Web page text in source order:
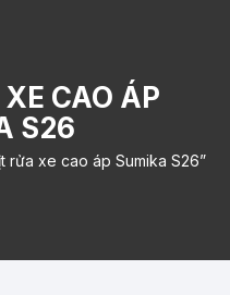
CAO ÁP
S26
rửa xe cao áp Sumika S26”